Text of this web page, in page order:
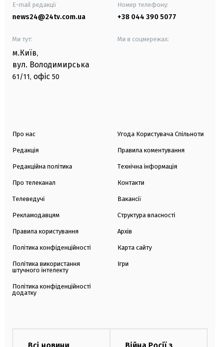
E-mail редакції
news24@24tv.com.ua
Номер телефону:
+38 044 390 5077
Ми тут:
м.Київ,
вул. Володимирська
61/11, офіс 50
Ми в соцмережах:
Про нас
Редакція
Редакційна політика
Про телеканал
Телеведучі
Рекламодавцям
Правила користування
Політика конфіденційності
Політика використання
штучного інтелекту
Політика конфіденційності
додатку
Угода Користувача Спільноти
Правила коментування
Технічна інформація
Контакти
Вакансії
Структура власності
Архів
Карта сайту
Ігри